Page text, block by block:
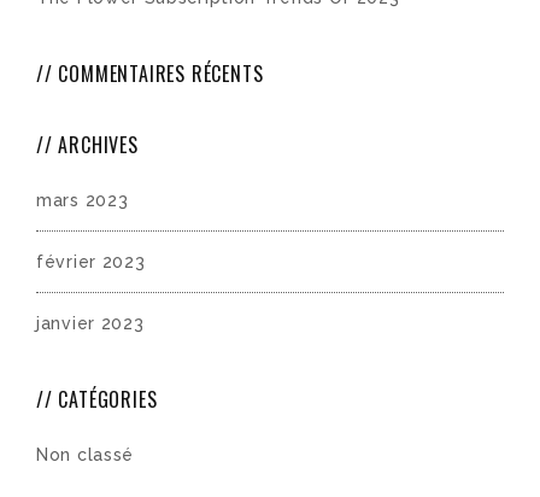
COMMENTAIRES RÉCENTS
ARCHIVES
mars 2023
février 2023
janvier 2023
CATÉGORIES
Non classé